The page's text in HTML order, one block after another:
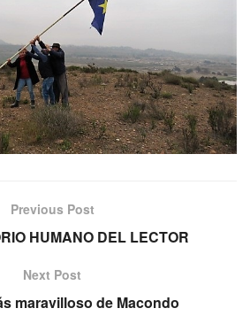
Previous Post
HUMANO DEL LECTOR
Next Post
maravilloso de Macondo